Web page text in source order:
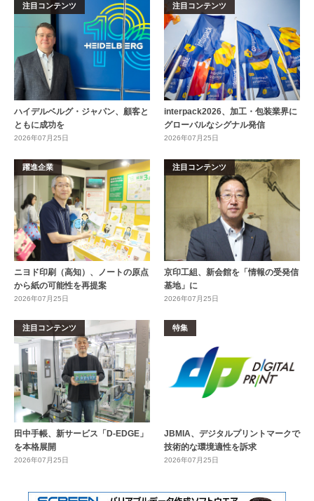
注目コンテンツ
ハイデルベルグ・ジャパン、顧客と
ともに成功を
2026年07月25日
注目コンテンツ
interpack2026、加工・包装業界に
グローバルなシグナル発信
2026年07月25日
躍進企業
ニヨド印刷（高知）、ノートの原点
から紙の可能性を再提案
2026年07月25日
注目コンテンツ
京印工組、新会館を「情報の受発信
基地」に
2026年07月25日
注目コンテンツ
田中手帳、新サービス「D-EDGE」
を本格展開
2026年07月25日
特集
JBMIA、デジタルプリントマークで
技術的な環境適性を訴求
2026年07月25日